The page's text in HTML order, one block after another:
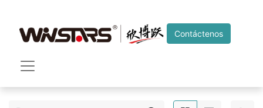
Contáctenos